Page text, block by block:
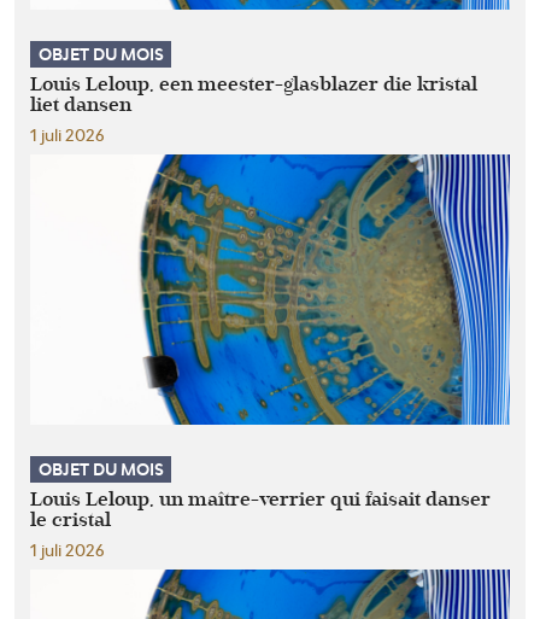
OBJET DU MOIS
Louis Leloup, een meester-glasblazer die kristal
liet dansen
1 juli 2026
OBJET DU MOIS
Louis Leloup, un maître-verrier qui faisait danser
le cristal
1 juli 2026